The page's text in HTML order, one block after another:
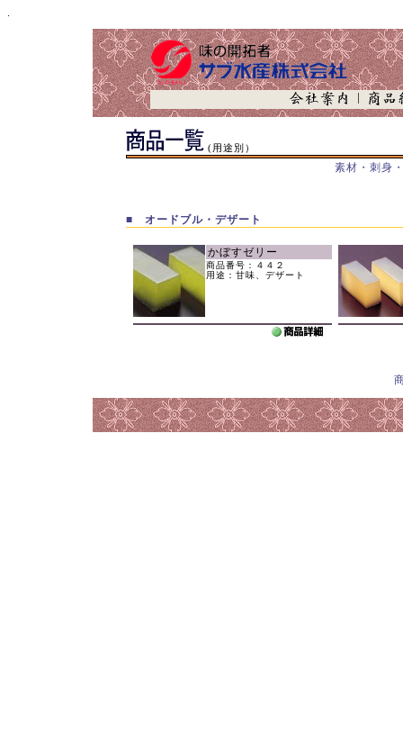
.
(用途別）
素材・刺身
■ オードブル・デザート
かぼすゼリー
商品番号：４４２
用途：甘味、デザート